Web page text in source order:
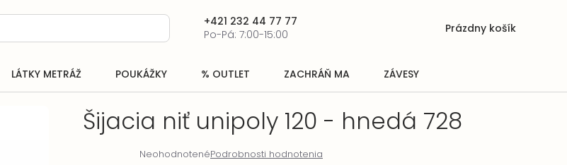
+421 232 44 77 77
Po-Pá: 7:00-15:00
Nákupný
Prázdny košík
LÁTKY METRÁŽ POUKÁŽKY % OUTLET ZACHRÁŇ MA ZÁVESY
Šijacia niť unipoly 120 - hnedá 728
NeohodnotenéPodrobnosti hodnotenia